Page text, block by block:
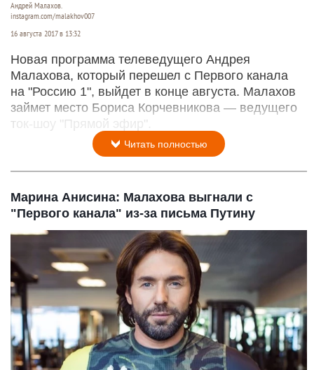
Андрей Малахов.
instagram.com/malakhov007
16 августа 2017 в 13:32
Новая программа телеведущего Андрея
Малахова, который перешел с Первого канала
на "Россию 1", выйдет в конце августа. Малахов
займет место Бориса Корчевникова — ведущего
ток-шоу "Прямой эфир".
Читать полностью
Марина Анисина: Малахова выгнали с
"Первого канала" из-за письма Путину